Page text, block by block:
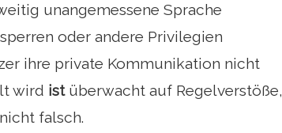
unangemessene Sprache
oder andere Privilegien
ihre private Kommunikation nicht
wird istüberwacht auf Regelverstöße,
falsch.